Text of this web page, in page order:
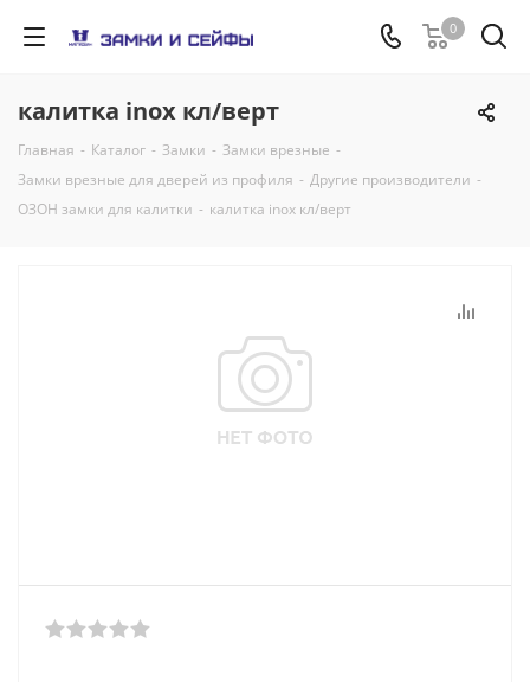
0
калитка inox кл/верт
Главная - Каталог - Замки - Замки врезные -
Замки врезные для дверей из профиля - Другие производители -
ОЗОН замки для калитки - калитка inox кл/верт